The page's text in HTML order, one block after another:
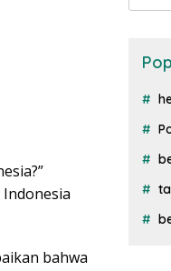
bahwa